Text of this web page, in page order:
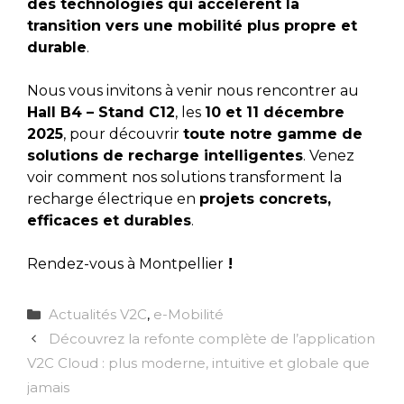
des technologies qui accélèrent la
transition vers une mobilité plus propre et
durable.
Nous vous invitons à venir nous rencontrer au
Hall B4 – Stand C12, les 10 et 11 décembre
2025, pour découvrir toute notre gamme de
solutions de recharge intelligentes. Venez
voir comment nos solutions transforment la
recharge électrique en projets concrets,
efficaces et durables.
Rendez-vous à Montpellier !
Catégories
Actualités V2C, e-Mobilité
Découvrez la refonte complète de l’application
V2C Cloud : plus moderne, intuitive et globale que
jamais